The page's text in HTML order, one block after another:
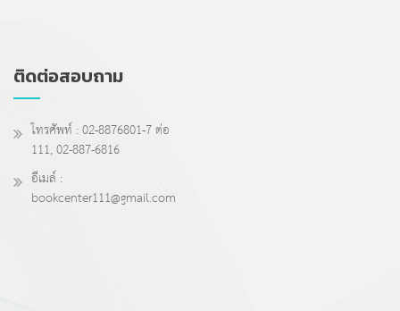
ติดต่อสอบถาม
โทรศัพท์ : 02-8876801-7 ต่อ
111, 02-887-6816
อีเมล์ :
bookcenter111@gmail.com